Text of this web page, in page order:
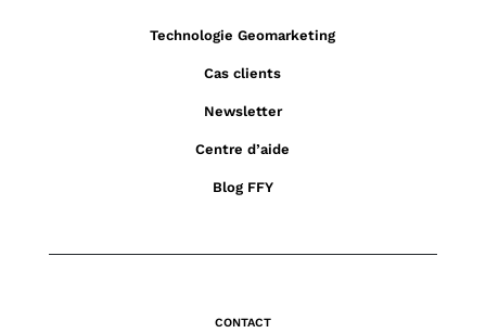
Technologie Geomarketing
Cas clients
Newsletter
Centre d’aide
Blog FFY
CONTACT